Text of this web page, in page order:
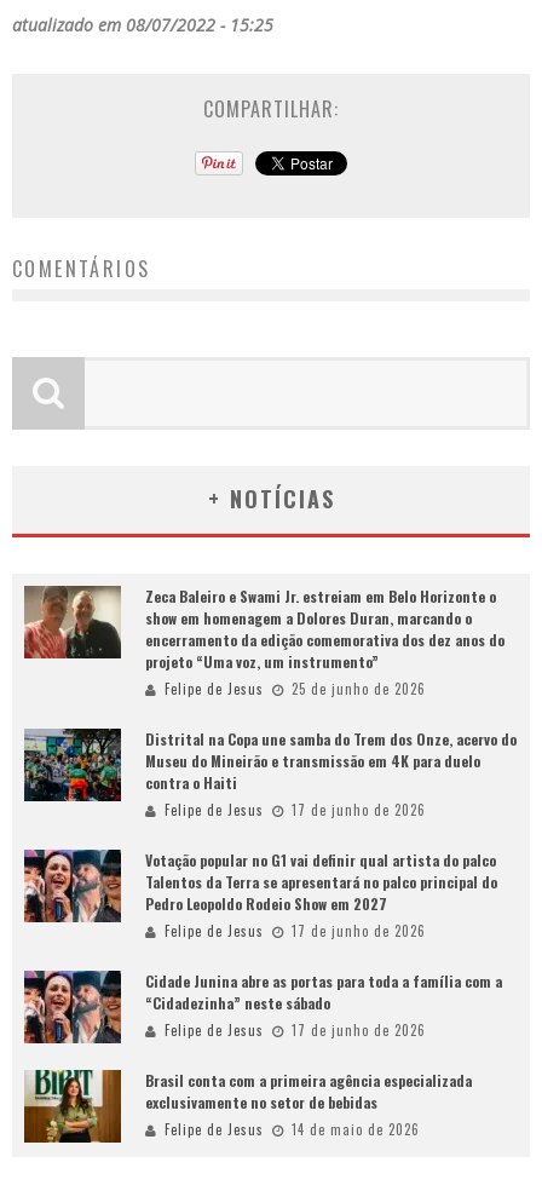
atualizado em 08/07/2022 - 15:25
COMPARTILHAR:
COMENTÁRIOS
+ NOTÍCIAS
Zeca Baleiro e Swami Jr. estreiam em Belo Horizonte o
show em homenagem a Dolores Duran, marcando o
encerramento da edição comemorativa dos dez anos do
projeto “Uma voz, um instrumento”
Felipe de Jesus 25 de junho de 2026
Distrital na Copa une samba do Trem dos Onze, acervo do
Museu do Mineirão e transmissão em 4K para duelo
contra o Haiti
Felipe de Jesus 17 de junho de 2026
Votação popular no G1 vai definir qual artista do palco
Talentos da Terra se apresentará no palco principal do
Pedro Leopoldo Rodeio Show em 2027
Felipe de Jesus 17 de junho de 2026
Cidade Junina abre as portas para toda a família com a
“Cidadezinha” neste sábado
Felipe de Jesus 17 de junho de 2026
Brasil conta com a primeira agência especializada
exclusivamente no setor de bebidas
Felipe de Jesus 14 de maio de 2026